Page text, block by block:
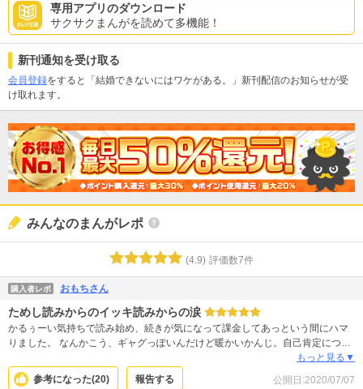
専用アプリのダウンロード
サクサクまんがを読めて多機能！
新刊通知を受け取る
会員登録をすると「結婚できないにはワケがある。」新刊配信のお知らせが受
け取れます。
みんなのまんがレポ
(4.9) 評価数7件
購入者レポ おもちさん
ためし読みからのイッキ読みからの涙
かるぅーい気持ちで読み始め、続きが気になって課金してあっという間にハマ
りました。 なんかこう、ギャグっぽいんだけど暖かいかんじ。自己肯定につい
て考えさせられる&泣ける～～！幸せってなんだろう、とか。主人公のキャラク
ターがスカッと気持ちいい！幸せになってくれ～！
もっと見る▼
参考になった(20) 報告する 公開日:2020/07/07